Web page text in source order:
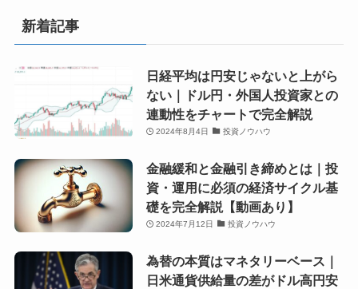
新着記事
日経平均は円安じゃないと上がら
ない｜ドル円・外国人投資家との
連動性をチャートで完全解説
2024年8月4日 投資ノウハウ
金融緩和と金融引き締めとは｜投
資・運用に必須の経済サイクル基
礎を完全解説【動画あり】
2024年7月12日 投資ノウハウ
為替の本質はマネタリーベース｜
日米通貨供給量の差がドル高円安